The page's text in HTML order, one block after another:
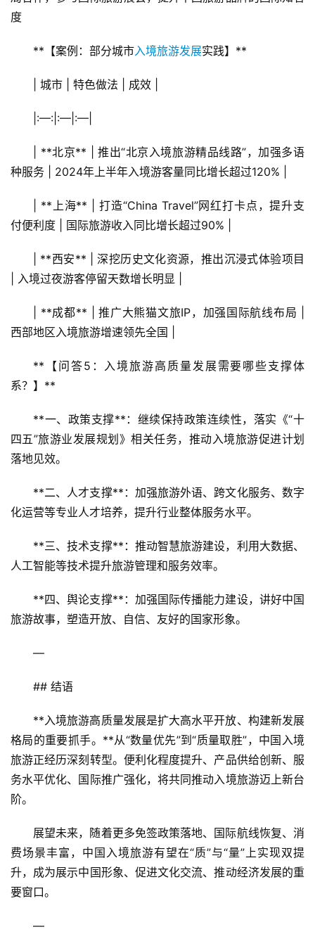
度
**【案例：部分城市入境旅游发展实践】**
| 城市 | 特色做法 | 成效 |
|:—:|:—|:—|
| **北京** | 推出“北京入境旅游精品线路”，加强多语
种服务 | 2024年上半年入境游客量同比增长超过120% |
| **上海** | 打造“China Travel”网红打卡点，提升支
付便利度 | 国际旅游收入同比增长超过90% |
| **西安** | 深挖历史文化资源，推出沉浸式体验项目
| 入境过夜游客停留天数增长明显 |
| **成都** | 推广大熊猫文旅IP，加强国际航线布局 |
西部地区入境旅游增速领先全国 |
**【问答5：入境旅游高质量发展需要哪些支撑体
系？】**
**一、政策支撑**：继续保持政策连续性，落实《“十
四五”旅游业发展规划》相关任务，推动入境旅游促进计划
落地见效。
**二、人才支撑**：加强旅游外语、跨文化服务、数字
化运营等专业人才培养，提升行业整体服务水平。
**三、技术支撑**：推动智慧旅游建设，利用大数据、
人工智能等技术提升旅游管理和服务效率。
**四、舆论支撑**：加强国际传播能力建设，讲好中国
旅游故事，塑造开放、自信、友好的国家形象。
—
## 结语
**入境旅游高质量发展是扩大高水平开放、构建新发展
格局的重要抓手。**从“数量优先”到“质量取胜”，中国入境
旅游正经历深刻转型。便利化程度提升、产品供给创新、服
务水平优化、国际推广强化，将共同推动入境旅游迈上新台
阶。
展望未来，随着更多免签政策落地、国际航线恢复、消
费场景丰富，中国入境旅游有望在“质”与“量”上实现双提
升，成为展示中国形象、促进文化交流、推动经济发展的重
要窗口。
—